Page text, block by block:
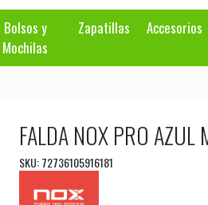
Bolsos y
Mochilas
Zapatillas Accesorios
FALDA NOX PRO AZUL
SKU: 72736105916181